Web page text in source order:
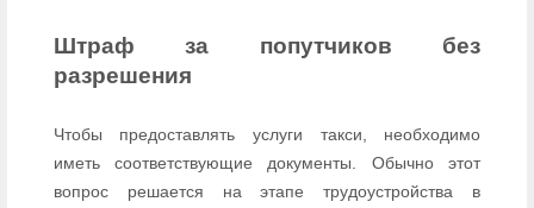
Штраф за попутчиков без
разрешения
Чтобы предоставлять услуги такси, необходимо
иметь соответствующие документы. Обычно этот
вопрос решается на этапе трудоустройства в